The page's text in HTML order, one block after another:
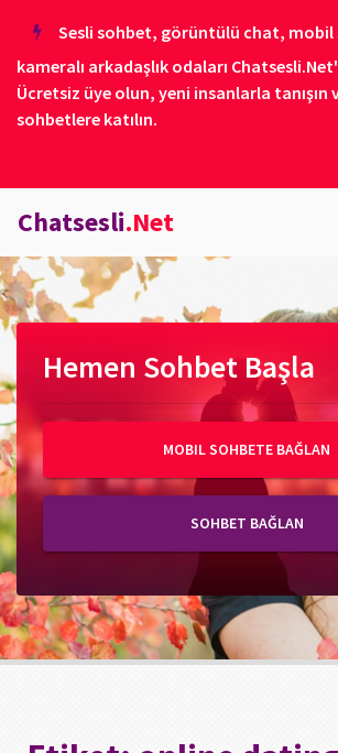
Sesli sohbet, görüntülü chat, mobil
kameralı arkadaşlık odaları
Ücretsiz üye olun, yeni insanlarla tanışın
sohbetlere katılın.
Chatsesli.Net
Hemen Sohbet Başla
MOBIL SOHBETE BAĞLAN
SOHBET BAĞLAN